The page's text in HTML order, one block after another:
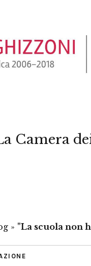
Camera
» "La scuola non